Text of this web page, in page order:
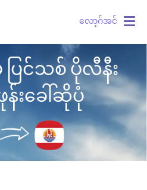
လော့ဂ်အင်
ြင်သစ် ပိုလီနီး
န်းခေါ်ဆိုပုံ